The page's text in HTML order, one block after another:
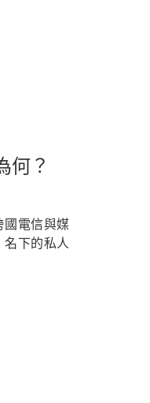
何？
國電信與媒
下的私人